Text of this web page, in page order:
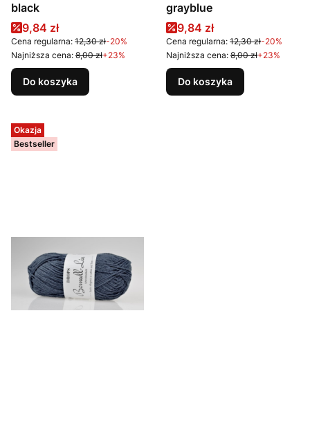
black
Cena promocyjna
9,84 zł
Cena regularna: 12,30 zł-20%
Najniższa cena: 8,00 zł+23%
Do koszyka
grayblue
Cena promocyjna
9,84 zł
Cena regularna: 12,30 zł-20%
Najniższa cena: 8,00 zł+23%
Do koszyka
Okazja
Bestseller